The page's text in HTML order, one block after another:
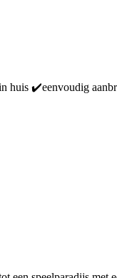
✔️eenvoudig